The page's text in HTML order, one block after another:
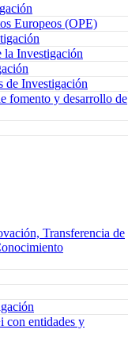
Europeos (OPE)
la Investigación
de Investigación
fomento y desarrollo de
Transferencia de
con entidades y